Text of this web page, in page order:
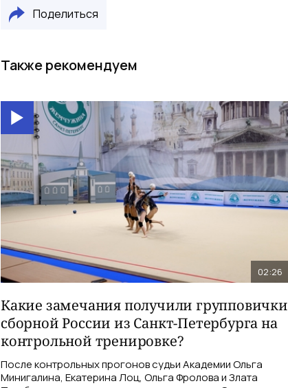
Поделиться
Также рекомендуем
02:26
Какие замечания получили групповички
сборной России из Санкт-Петербурга на
контрольной тренировке?
После контрольных прогонов судьи Академии Ольга
Минигалина, Екатерина Лоц, Ольга Фролова и Злата